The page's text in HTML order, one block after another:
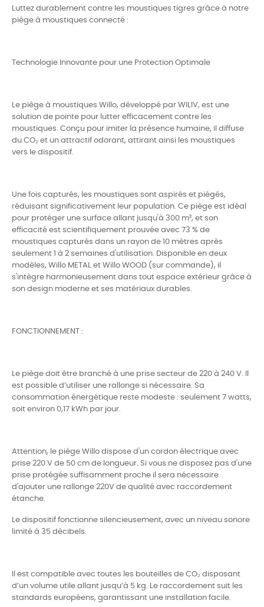
Luttez durablement contre les moustiques tigres grâce à notre
piège à moustiques connecté :
Technologie Innovante pour une Protection Optimale
Le piège à moustiques Willo, développé par WILIV, est une
solution de pointe pour lutter efficacement contre les
moustiques. Conçu pour imiter la présence humaine, il diffuse
du CO₂ et un attractif odorant, attirant ainsi les moustiques
vers le dispositif.
Une fois capturés, les moustiques sont aspirés et piégés,
réduisant significativement leur population. Ce piège est idéal
pour protéger une surface allant jusqu'à 300 m², et son
efficacité est scientifiquement prouvée avec 73 % de
moustiques capturés dans un rayon de 10 mètres après
seulement 1 à 2 semaines d'utilisation. Disponible en deux
modèles, Willo METAL et Willo WOOD (sur commande), il
s'intègre harmonieusement dans tout espace extérieur grâce à
son design moderne et ses matériaux durables.
FONCTIONNEMENT :
Le piège doit être branché à une prise secteur de 220 à 240 V. Il
est possible d’utiliser une rallonge si nécessaire. Sa
consommation énergétique reste modeste : seulement 7 watts,
soit environ 0,17 kWh par jour.
Attention, le piège Willo dispose d'un cordon électrique avec
prise 220 V de 50 cm de longueur. Si vous ne disposez pas d'une
prise protégée suffisamment proche il sera nécessaire
d'ajouter une rallonge 220V de qualité avec raccordement
étanche.
Le dispositif fonctionne silencieusement, avec un niveau sonore
limité à 35 décibels.
Il est compatible avec toutes les bouteilles de CO₂ disposant
d’un volume utile allant jusqu’à 5 kg. Le raccordement suit les
standards européens, garantissant une installation facile.